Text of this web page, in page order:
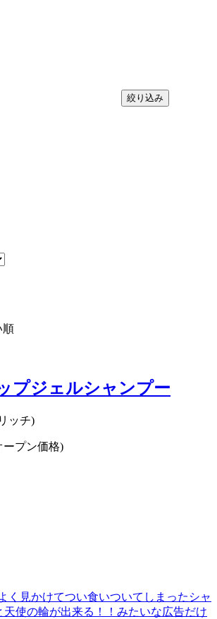
絞り込み
順
プジェルシャンプー
ッチ)
ープン価格)
く見かけてつい食いついてしまったシャ
天使の輪が出来る！！みたいな広告だけ